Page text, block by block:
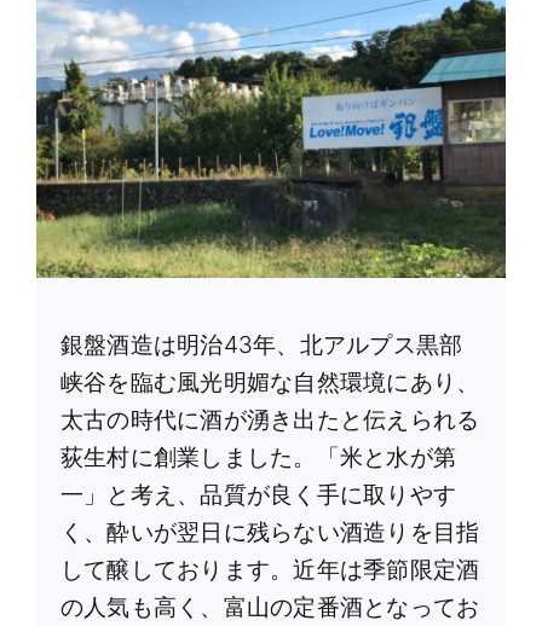
銀盤酒造は明治43年、北アルプス黒部
峡谷を臨む風光明媚な自然環境にあり、
太古の時代に酒が湧き出たと伝えられる
荻生村に創業しました。「米と水が第
一」と考え、品質が良く手に取りやす
く、酔いが翌日に残らない酒造りを目指
して醸しております。近年は季節限定酒
の人気も高く、富山の定番酒となってお